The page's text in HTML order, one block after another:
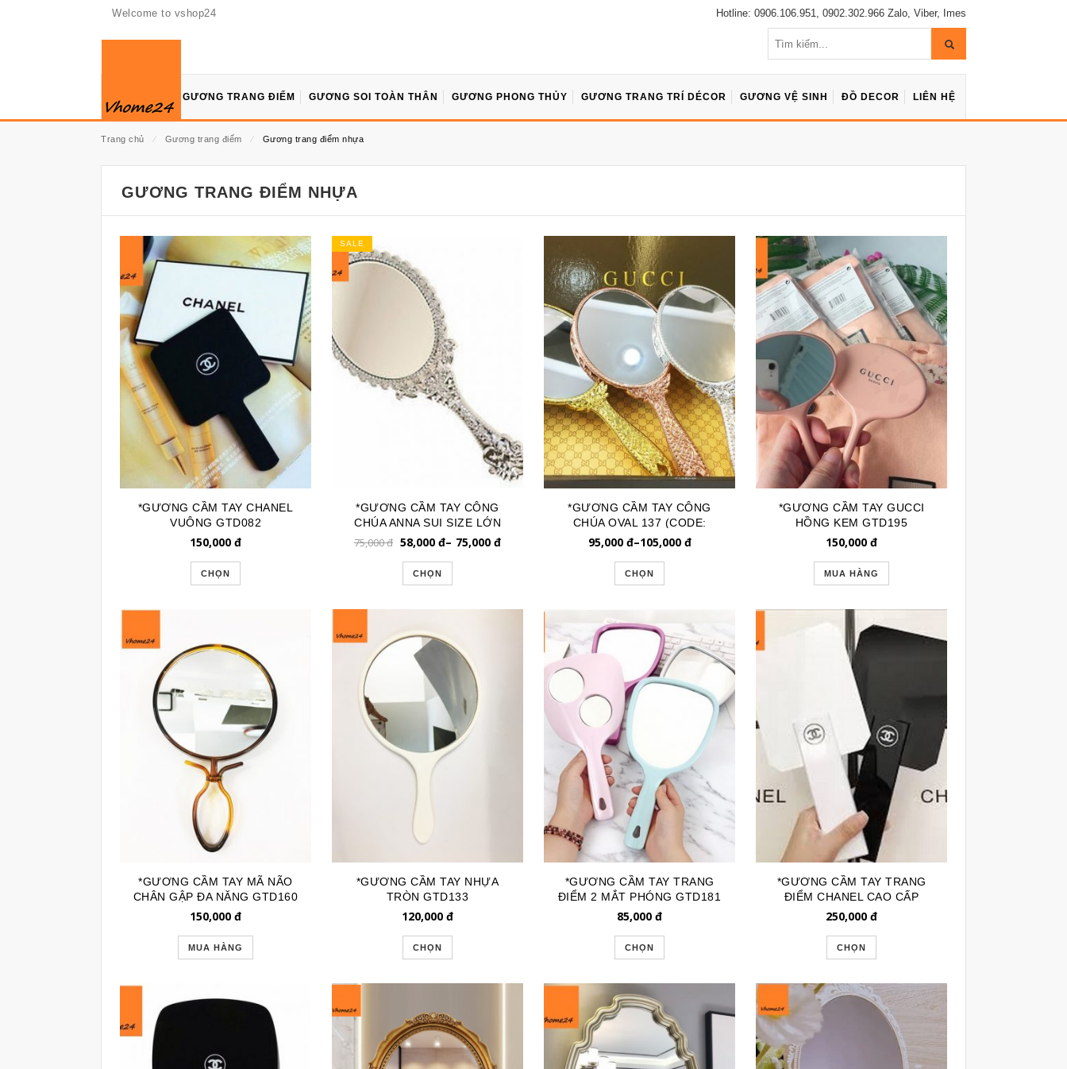
Welcome to vshop24 Hotline: 0906.106.951, 0902.302.966 Zalo, Viber, Imes
GƯƠNG TRANG ĐIỂM GƯƠNG SOI TOÀN THÂN GƯƠNG PHONG THỦY GƯƠNG TRANG TRÍ DÉCOR GƯƠNG VỆ SINH ĐỒ DECOR LIÊN HỆ
Trang chủ ⁄ Gương trang điểm ⁄ Gương trang điểm nhựa
GƯƠNG TRANG ĐIỂM NHỰA
*GƯƠNG CẦM TAY CHANEL
VUÔNG GTD082
150,000 đ
CHỌN
SALE
*GƯƠNG CẦM TAY CÔNG
CHÚA ANNA SUI SIZE LỚN
ASC096
75,000đ 58,000 đ– 75,000 đ
CHỌN
*GƯƠNG CẦM TAY CÔNG
CHÚA OVAL 137 (CODE:
GTD137)
95,000đ–105,000đ
CHỌN
*GƯƠNG CẦM TAY GUCCI
HỒNG KEM GTD195
150,000 đ
MUA HÀNG
*GƯƠNG CẦM TAY MÃ NÃO
CHÂN GẬP ĐA NĂNG GTD160
150,000 đ
MUA HÀNG
*GƯƠNG CẦM TAY NHỰA
TRÒN GTD133
120,000 đ
CHỌN
*GƯƠNG CẦM TAY TRANG
ĐIỂM 2 MẮT PHÓNG GTD181
85,000 đ
CHỌN
*GƯƠNG CẦM TAY TRANG
ĐIỂM CHANEL CAO CẤP
GTD161
250,000 đ
CHỌN